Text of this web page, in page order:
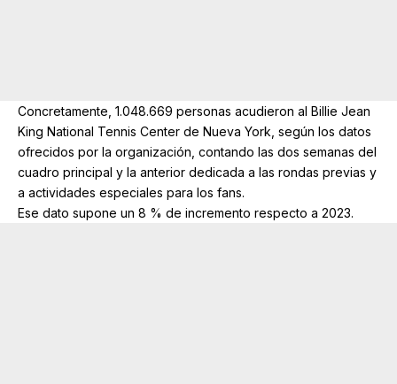
Concretamente, 1.048.669 personas acudieron al Billie Jean
King National Tennis Center de Nueva York, según los datos
ofrecidos por la organización, contando las dos semanas del
cuadro principal y la anterior dedicada a las rondas previas y
a actividades especiales para los fans.
Ese dato supone un 8 % de incremento respecto a 2023.